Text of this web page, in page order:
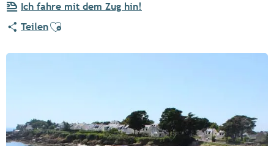
Ich fahre mit dem Zug hin!
TeilenAjouter aux favoris